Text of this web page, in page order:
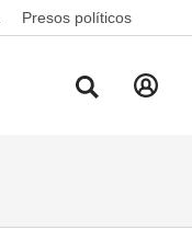
Presos políticos